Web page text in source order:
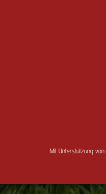
Mit Unterstützung von